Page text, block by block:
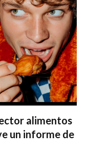
alimentos
un informe de